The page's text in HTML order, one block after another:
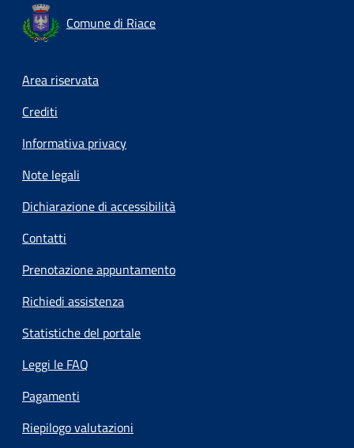
Comune di Riace
Footer menu
Area riservata
Crediti
Informativa privacy
Note legali
Dichiarazione di accessibilità
Contatti
Prenotazione appuntamento
Richiedi assistenza
Statistiche del portale
Leggi le FAQ
Pagamenti
Riepilogo valutazioni